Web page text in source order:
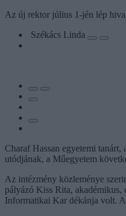
Az új rektor július 1-jén lép
Székács Linda
Charaf Hassan egyetemi
utódjának, a Műegyetem
Az intézmény közleménye
pályázó Kiss Rita,
Informatikai Kar dékánja volt.